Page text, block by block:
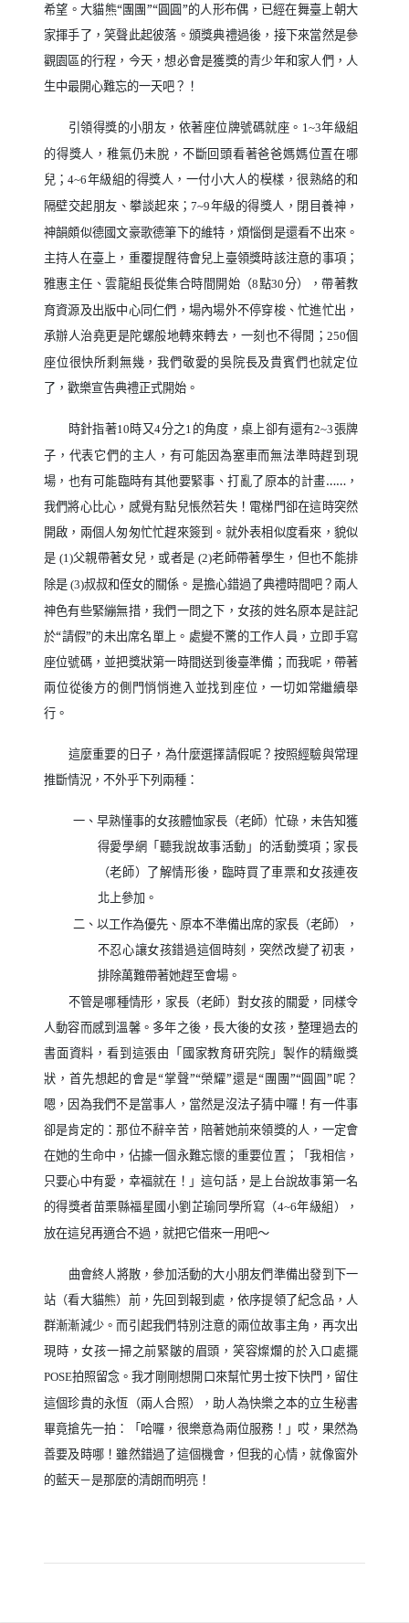
希望。大貓熊“團團”“圓圓”的人形布偶，已經在舞臺上朝大
家揮手了，笑聲此起彼落。頒獎典禮過後，接下來當然是參
觀園區的行程，今天，想必會是獲獎的青少年和家人們，人
生中最開心難忘的一天吧？！
引領得獎的小朋友，依著座位牌號碼就座。 1~3年級組
的得獎人，稚氣仍未脫，不斷回頭看著爸爸媽媽位置在哪
兒；4~6年級組的得獎人，一付小大人的模樣，很熟絡的和
隔壁交起朋友、攀談起來；7~9年級的得獎人，閉目養神，
神韻頗似德國文豪歌德筆下的維特，煩惱倒是還看不出來。
主持人在臺上，重覆提醒待會兒上臺領獎時該注意的事項；
雅惠主任、雲龍組長從集合時間開始（8點30分），帶著教
育資源及出版中心同仁們，場內場外不停穿梭、忙進忙出，
承辦人治堯更是陀螺般地轉來轉去，一刻也不得閒； 250個
座位很快所剩無幾，我們敬愛的吳院長及貴賓們也就定位
了，歡樂宣告典禮正式開始。
時針指著10時又4分之1 的角度，桌上卻有還有2~3張牌
子，代表它們的主人，有可能因為塞車而無法準時趕到現
場，也有可能臨時有其他要緊事、打亂了原本的計畫……，
我們將心比心，感覺有點兒悵然若失！電梯門卻在這時突然
開啟，兩個人匆匆忙忙趕來簽到。就外表相似度看來，貌似
是 (1)父親帶著女兒，或者是 (2)老師帶著學生，但也不能排
除是 (3)叔叔和侄女的關係。是擔心錯過了典禮時間吧？兩人
神色有些緊繃無措，我們一問之下，女孩的姓名原本是註記
於“請假”的未出席名單上。處變不驚的工作人員，立即手寫
座位號碼，並把獎狀第一時間送到後臺準備；而我呢，帶著
兩位從後方的側門悄悄進入並找到座位，一切如常繼續舉
行。
這麼重要的日子，為什麼選擇請假呢？按照經驗與常理
推斷情況，不外乎下列兩種：
一、早熟懂事的女孩體恤家長（老師）忙碌，未告知獲
得愛學網「聽我說故事活動」的活動獎項；家長
（老師）了解情形後，臨時買了車票和女孩連夜
北上參加。
二、以工作為優先、原本不準備出席的家長（老師），
不忍心讓女孩錯過這個時刻，突然改變了初衷，
排除萬難帶著她趕至會場。
不管是哪種情形，家長（老師）對女孩的關愛，同樣令
人動容而感到溫馨。多年之後，長大後的女孩，整理過去的
書面資料，看到這張由「國家教育研究院」製作的精緻獎
狀，首先想起的會是“掌聲”“榮耀”還是“團團”“圓圓”呢？
嗯，因為我們不是當事人，當然是沒法子猜中囉！有一件事
卻是肯定的：那位不辭辛苦，陪著她前來領獎的人，一定會
在她的生命中，佔據一個永難忘懷的重要位置；「我相信，
只要心中有愛，幸福就在！」這句話，是上台說故事第一名
的得獎者苗栗縣福星國小劉芷瑜同學所寫（4~6年級組），
放在這兒再適合不過，就把它借來一用吧～
曲會終人將散，參加活動的大小朋友們準備出發到下一
站（看大貓熊）前，先回到報到處，依序提領了紀念品，人
群漸漸減少。而引起我們特別注意的兩位故事主角，再次出
現時，女孩一掃之前緊皺的眉頭，笑容燦爛的於入口處擺
POSE拍照留念。我才剛剛想開口來幫忙男士按下快門，留住
這個珍貴的永恆（兩人合照），助人為快樂之本的立生秘書
畢竟搶先一拍：「哈囉，很樂意為兩位服務！」哎，果然為
善要及時哪！雖然錯過了這個機會，但我的心情，就像窗外
的藍天－是那麼的清朗而明亮！